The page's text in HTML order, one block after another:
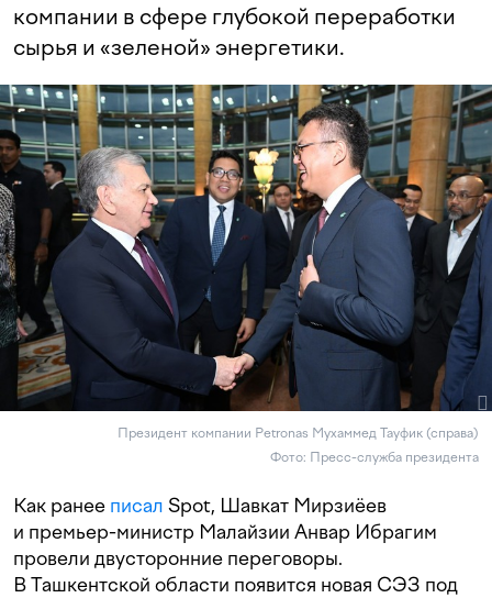
компании в сфере глубокой переработки
сырья и «зеленой» энергетики.
Президент компании Petronas Мухаммед Тауфик (справа)
Фото: Пресс-служба президента
Как ранее писал Spot, Шавкат Мирзиёев
и премьер-министр Малайзии Анвар Ибрагим
провели двусторонние переговоры.
В Ташкентской области появится новая СЭЗ под